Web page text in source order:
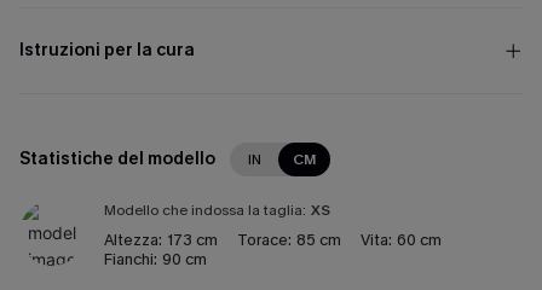
Istruzioni per la cura
Statistiche del modello IN CM
Modello che indossa la taglia: XS
Altezza: 173 cm Torace: 85 cm Vita: 60 cm
Fianchi: 90 cm